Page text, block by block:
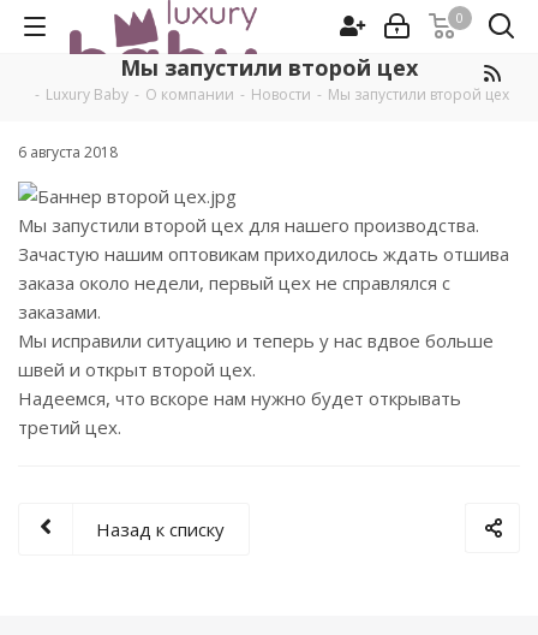
0
Мы запустили второй цех
- Luxury Baby - О компании - Новости - Мы запустили второй цех
6 августа 2018
Мы запустили второй цех для нашего производства.
Зачастую нашим оптовикам приходилось ждать отшива
заказа около недели, первый цех не справлялся с
заказами.
Мы исправили ситуацию и теперь у нас вдвое больше
швей и открыт второй цех.
Надеемся, что вскоре нам нужно будет открывать
третий цех.
Назад к списку